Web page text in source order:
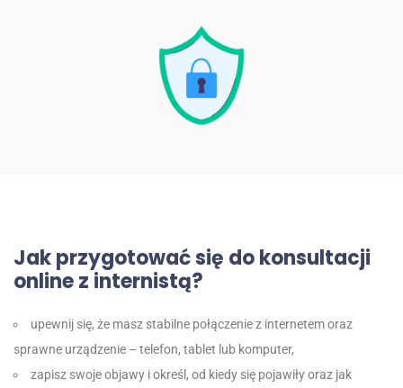
Jak przygotować się do konsultacji
online z internistą?
upewnij się, że masz stabilne połączenie z internetem oraz
sprawne urządzenie – telefon, tablet lub komputer,
zapisz swoje objawy i określ, od kiedy się pojawiły oraz jak